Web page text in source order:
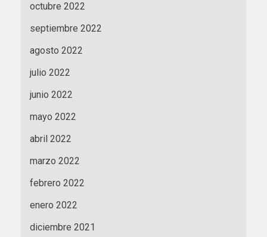
octubre 2022
septiembre 2022
agosto 2022
julio 2022
junio 2022
mayo 2022
abril 2022
marzo 2022
febrero 2022
enero 2022
diciembre 2021